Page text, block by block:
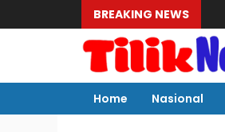
BREAKING NEWS
Home
Nasional